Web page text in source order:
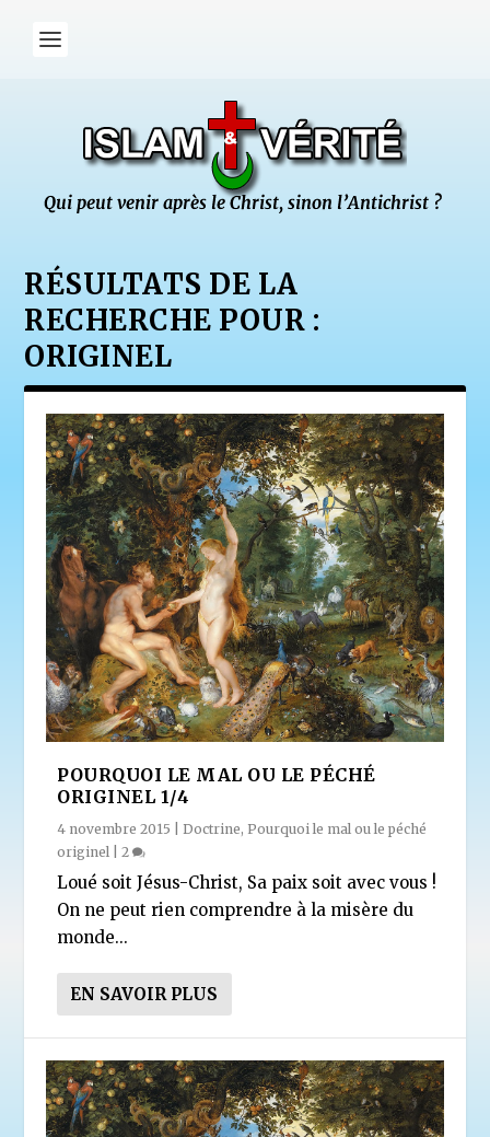
RÉSULTATS DE LA
RECHERCHE POUR :
ORIGINEL
POURQUOI LE MAL OU LE PÉCHÉ
ORIGINEL 1/4
4 novembre 2015 |Doctrine, Pourquoi le mal ou le péché
originel |2
Loué soit Jésus-Christ, Sa paix soit avec vous !
On ne peut rien comprendre à la misère du
monde...
EN SAVOIR PLUS